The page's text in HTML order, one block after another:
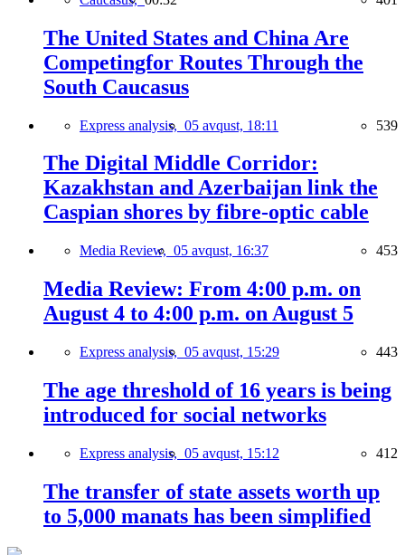
The United States and China Are
Competingfor Routes Through the
South Caucasus
Express analysis, 05 avqust, 18:11 539
The Digital Middle Corridor:
Kazakhstan and Azerbaijan link the
Caspian shores by fibre-optic cable
Media Review, 05 avqust, 16:37 453
Media Review: From 4:00 p.m. on
August 4 to 4:00 p.m. on August 5
Express analysis, 05 avqust, 15:29 443
The age threshold of 16 years is being
introduced for social networks
Express analysis, 05 avqust, 15:12 412
The transfer of state assets worth up
to 5,000 manats has been simplified